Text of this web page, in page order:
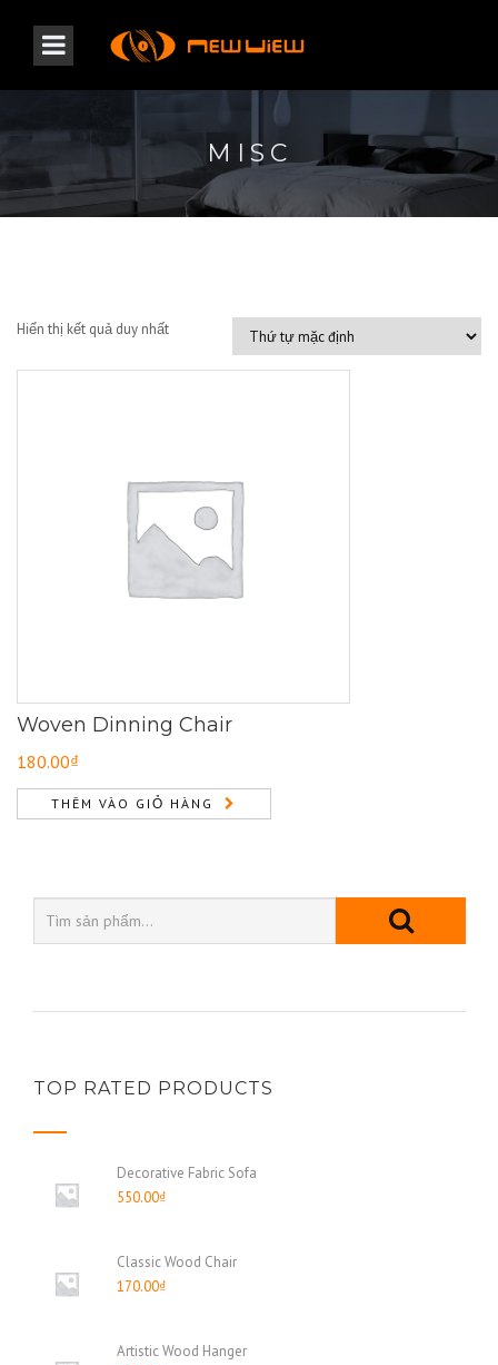
MISC
Hiển thị kết quả duy nhất
Woven Dinning Chair
180.00₫
THÊM VÀO GIỎ HÀNG
TOP RATED PRODUCTS
Decorative Fabric Sofa
550.00₫
Classic Wood Chair
170.00₫
Artistic Wood Hanger